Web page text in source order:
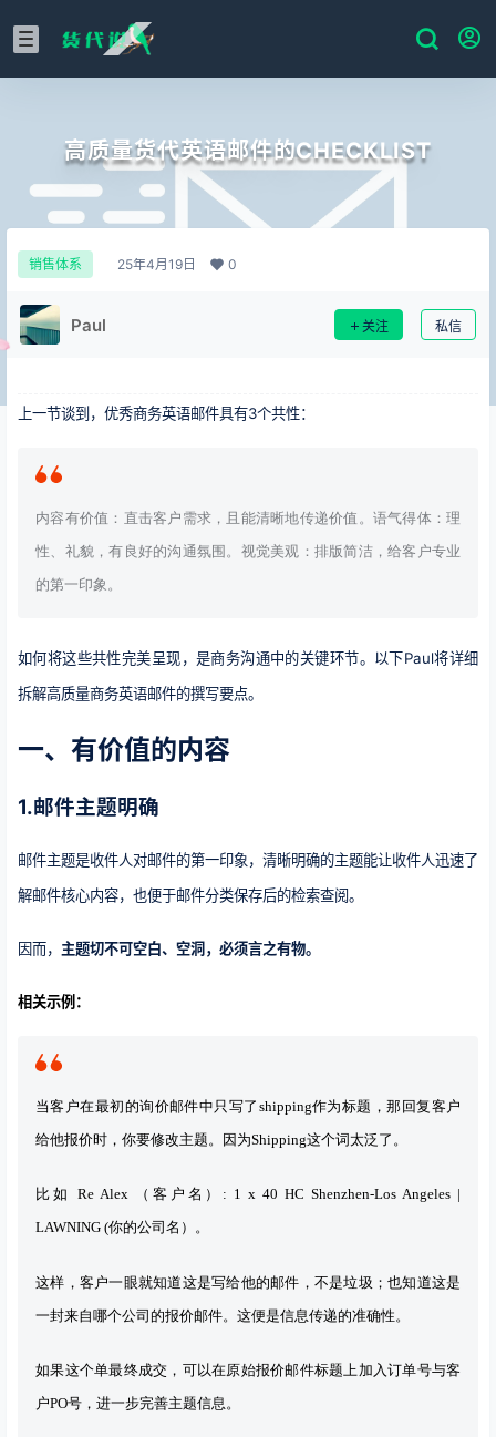
高质量货代英语邮件的CHECKLIST
销售体系 25年4月19日 0
Paul 关注 私信
上一节谈到，优秀商务英语邮件具有3个共性：
内容有价值：直击客户需求，且能清晰地传递价值。语气得体：理
性、礼貌，有良好的沟通氛围。视觉美观：排版简洁，给客户专业
的第一印象。
如何将这些共性完美呈现，是商务沟通中的关键环节。以下Paul将详细
拆解高质量商务英语邮件的撰写要点。
一、有价值的内容
1.邮件主题明确
邮件主题是收件人对邮件的第一印象，清晰明确的主题能让收件人迅速了
解邮件核心内容，也便于邮件分类保存后的检索查阅。
因而， 主题切不可空白、空洞，必须言之有物。
相关示例：
当客户在最初的询价邮件中只写了shipping作为标题，那回复客户
给他报价时，你要修改主题。因为Shipping这个词太泛了。
比如 Re Alex （客户名）: 1 x 40 HC Shenzhen-Los Angeles |
LAWNING (你的公司名）。
这样，客户一眼就知道这是写给他的邮件，不是垃圾；也知道这是
一封来自哪个公司的报价邮件。这便是信息传递的准确性。
如果这个单最终成交，可以在原始报价邮件标题上加入订单号与客
户PO号，进一步完善主题信息。